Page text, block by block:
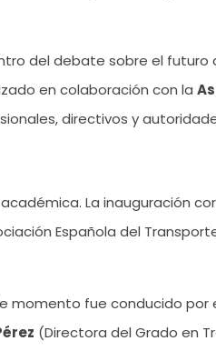
del debate sobre el
en colaboración con la
directivos y
La inauguración
Española del
momento fue conducido por
(Directora del Grado en